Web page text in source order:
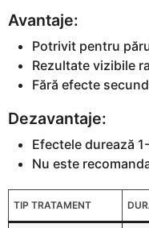
Avantaje:
Potrivit pentru
Rezultate vizibile
Fără efecte
Dezavantaje:
Efectele durează
Nu este
TIP TRATAMENT